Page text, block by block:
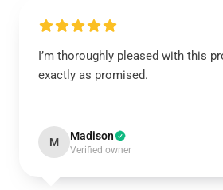
I’m thoroughly pleased with this
exactly as promised.
M Madison
Verified owner